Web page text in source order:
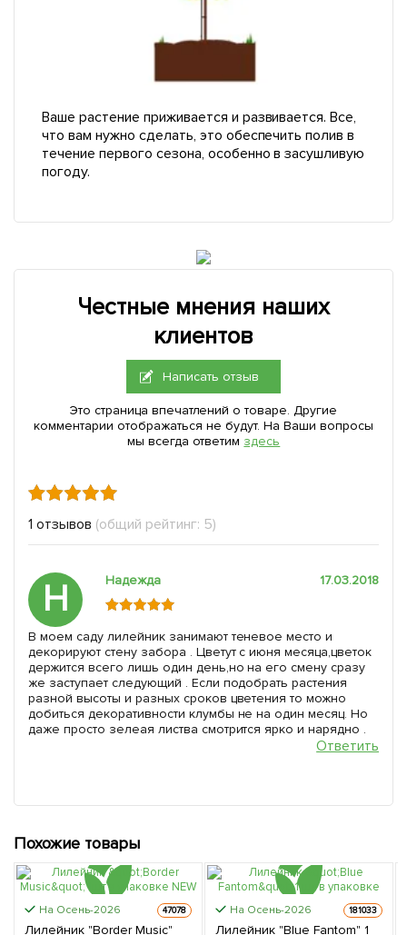
Ваше растение приживается и развивается. Все,
что вам нужно сделать, это обеспечить полив в
течение первого сезона, особенно в засушливую
погоду.
Честные мнения наших
клиентов
Написать отзыв
Это страница впечатлений о товаре. Другие
комментарии отображаться не будут. На Ваши вопросы
мы всегда ответим здесь
1 отзывов (общий рейтинг: 5)
Н Надежда 17.03.2018
В моем саду лилейник занимают теневое место и
декорируют стену забора . Цветут с июня месяца,цветок
держится всего лишь один день,но на его смену сразу
же заступает следующий . Если подобрать растения
разной высоты и разных сроков цветения то можно
добиться декоративности клумбы не на один месяц. Но
даже просто зелеая листва смотрится ярко и нарядно .
Ответить
Похожие товары
На Осень-2026 47078
Лилейник "Border Musiс"
На Осень-2026 181033
Лилейник "Blue Fantom" 1